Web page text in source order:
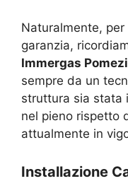
Naturalmente,
garanzia,
Immergas
sempre da un
struttura sia stata
nel pieno rispetto
attualmente in
Installazione